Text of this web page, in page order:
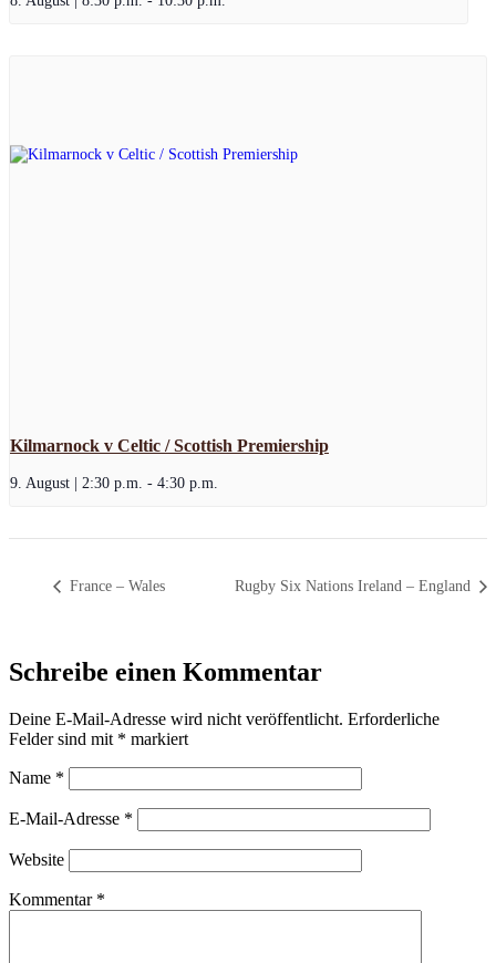
Kilmarnock v Celtic / Scottish Premiership
9. August | 2:30 p.m. - 4:30 p.m.
France – Wales Rugby Six Nations Ireland – England
Schreibe einen Kommentar
Deine E-Mail-Adresse wird nicht veröffentlicht. Erforderliche
Felder sind mit * markiert
Name *
E-Mail-Adresse *
Website
Kommentar *